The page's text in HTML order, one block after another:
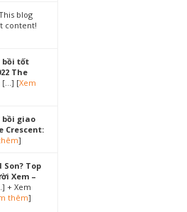
blog
content!
bồi tốt
The
[…] [Xem
bồi giao
Crescent:
]
Top
Xem –
+ Xem
thêm]